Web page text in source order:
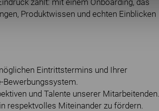
zählt: mit einem Onboarding, das
Produktwissen und echten Einblicken
Eintrittstermins und Ihrer
Bewerbungssystem.
und Talente unserer Mitarbeitenden.
respektvolles Miteinander zu fördern.